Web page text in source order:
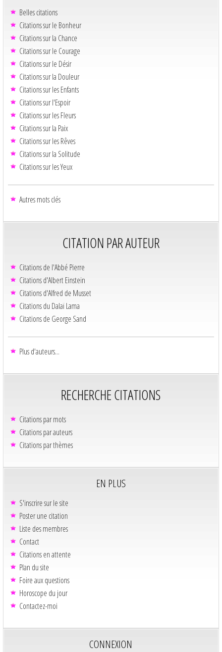
Belles citations
Citations sur le Bonheur
Citations sur la Chance
Citations sur le Courage
Citations sur le Désir
Citations sur la Douleur
Citations sur les Enfants
Citations sur l'Espoir
Citations sur les Fleurs
Citations sur la Paix
Citations sur les Rêves
Citations sur la Solitude
Citations sur les Yeux
Autres mots clés
CITATION PAR AUTEUR
Citations de l'Abbé Pierre
Citations d'Albert Einstein
Citations d'Alfred de Musset
Citations du Dalaï Lama
Citations de George Sand
Plus d'auteurs...
RECHERCHE CITATIONS
Citations par mots
Citations par auteurs
Citations par thèmes
EN PLUS
S'inscrire sur le site
Poster une citation
Liste des membres
Contact
Citations en attente
Plan du site
Foire aux questions
Horoscope du jour
Contactez-moi
CONNEXION